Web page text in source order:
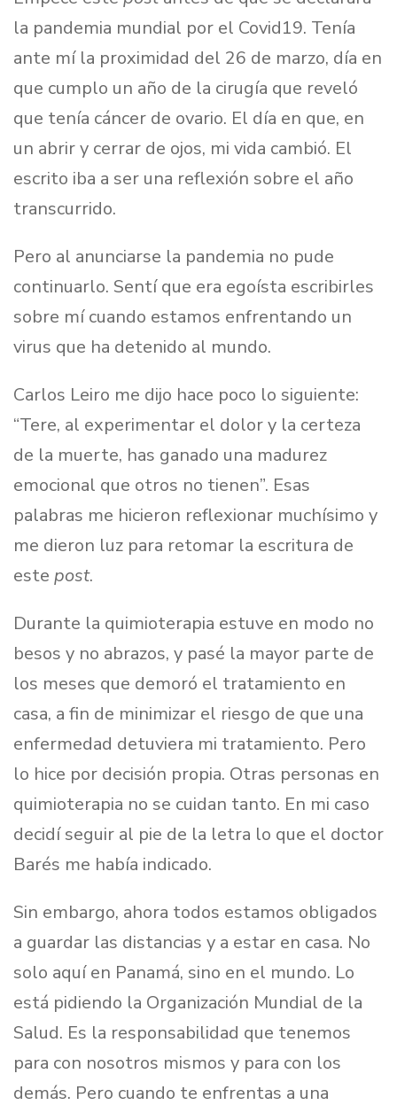
la pandemia mundial por el Covid19. Tenía
ante mí la proximidad del 26 de marzo, día en
que cumplo un año de la cirugía que reveló
que tenía cáncer de ovario. El día en que, en
un abrir y cerrar de ojos, mi vida cambió. El
escrito iba a ser una reflexión sobre el año
transcurrido.
Pero al anunciarse la pandemia no pude
continuarlo. Sentí que era egoísta escribirles
sobre mí cuando estamos enfrentando un
virus que ha detenido al mundo.
Carlos Leiro me dijo hace poco lo siguiente:
“Tere, al experimentar el dolor y la certeza
de la muerte, has ganado una madurez
emocional que otros no tienen”. Esas
palabras me hicieron reflexionar muchísimo y
me dieron luz para retomar la escritura de
este post.
Durante la quimioterapia estuve en modo no
besos y no abrazos, y pasé la mayor parte de
los meses que demoró el tratamiento en
casa, a fin de minimizar el riesgo de que una
enfermedad detuviera mi tratamiento. Pero
lo hice por decisión propia. Otras personas en
quimioterapia no se cuidan tanto. En mi caso
decidí seguir al pie de la letra lo que el doctor
Barés me había indicado.
Sin embargo, ahora todos estamos obligados
a guardar las distancias y a estar en casa. No
solo aquí en Panamá, sino en el mundo. Lo
está pidiendo la Organización Mundial de la
Salud. Es la responsabilidad que tenemos
para con nosotros mismos y para con los
demás. Pero cuando te enfrentas a una